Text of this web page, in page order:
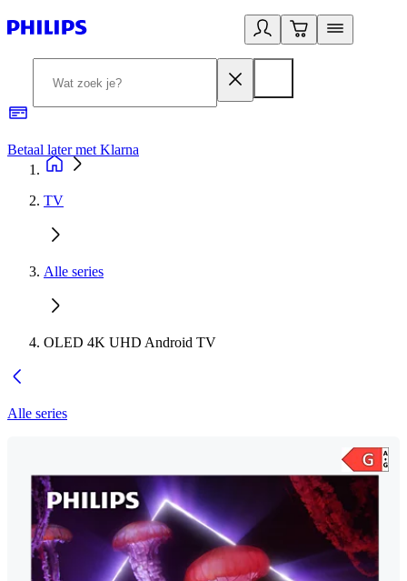
Betaal later met Klarna
TV
Alle series
OLED 4K UHD Android TV
Alle series